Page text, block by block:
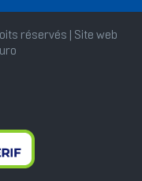
réservés | Site web